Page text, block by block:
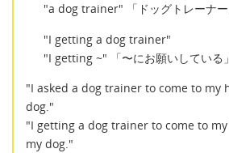
"a dog trainer" 「ドッグトレーナー
"I getting a dog trainer"
"I getting ~" 「〜にお願いしている」
"I asked a dog trainer to come to my
dog."
"I getting a dog trainer to come to
my dog."